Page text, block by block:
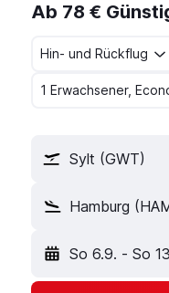
Ab 78 €
Hin- und Rückflug
1 Erwachsener,
Sylt (GWT)
Hamburg
So 6.9. - So